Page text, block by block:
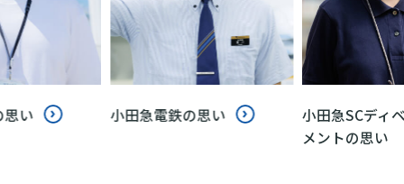
思い 小田急電鉄の思い
小田急SCディ
メントの思い